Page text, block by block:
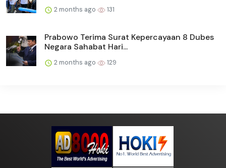
2 months ago 131
Prabowo Terima Surat Kepercayaan 8 Dubes
Negara Sahabat Hari...
2 months ago 129